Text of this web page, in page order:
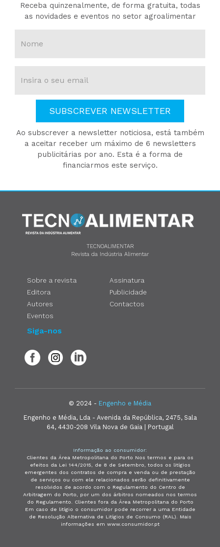
Receba quinzenalmente, de forma gratuita, todas
as novidades e eventos no setor agroalimentar
SUBSCREVER NEWSLETTER
Ao subscrever a newsletter noticiosa, está também
a aceitar receber um máximo de 6 newsletters
publicitárias por ano. Esta é a forma de
financiarmos este serviço.
TECNOALIMENTAR
Revista da Indústria Alimentar
Sobre a revista
Editora
Autores
Eventos
Assinatura
Publicidade
Contactos
Siga-nos
© 2024 - Engenho e Média
Engenho e Média, Lda - Avenida da República, 2475, Sala
64, 4430-208 Vila Nova de Gaia | Portugal
Informação ao consumidor:
Clientes da Área Metropolitana do Porto Nos termos e para os
efeitos da Lei 144/2015, de 8 de Setembro, todos os litígios
emergentes dos contratos de compra e venda ou de prestação
de serviços ou com ele relacionados serão definitivamente
resolvidos de acordo com o Regulamento do Centro de
Arbitragem do Porto, por um dos árbitros nomeados nos termos
do Regulamento. Clientes fora da Área Metropolitana do Porto
Em caso de litígio o consumidor pode recorrer a uma Entidade
de Resolução Alternativa de Litígios de Consumo (RAL). Mais
informações em www.consumidor.pt